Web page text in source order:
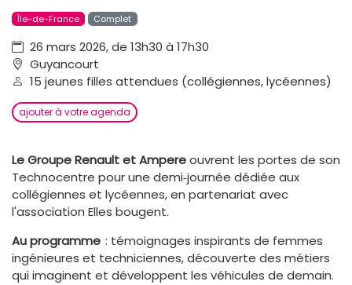
Île-de-France Complet
26 mars 2026, de 13h30 à 17h30
Guyancourt
15 jeunes filles attendues (collégiennes, lycéennes)
ajouter à votre agenda
Le Groupe Renault et Ampereouvrent les portes de son
Technocentre pour une demi‑journée dédiée aux
collégiennes et lycéennes, en partenariat avec
l'association Elles bougent.
Au programme : témoignages inspirants de femmes
ingénieures et techniciennes, découverte des métiers
qui imaginent et développent les véhicules de demain.